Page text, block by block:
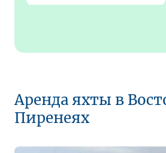
Аренда яхты в
Пиренеях